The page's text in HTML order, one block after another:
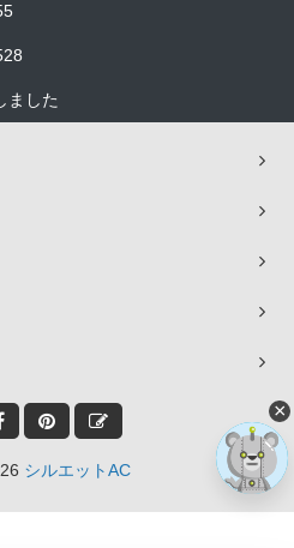
ました
シルエットAC
×